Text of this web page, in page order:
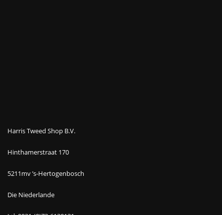
Harris Tweed Shop B.V.
Hinthamerstraat 170
5211mv ’s-Hertogenbosch
Die Niederlande